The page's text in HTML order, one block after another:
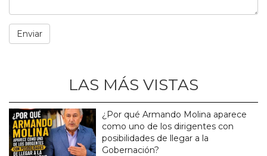
LAS MÁS VISTAS
¿Por qué Armando Molina aparece
como uno de los dirigentes con
posibilidades de llegar a la
Gobernación?